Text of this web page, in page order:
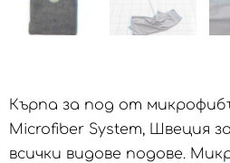
Кърпа за под от
Microfiber System, Швеция
всички видове подове.